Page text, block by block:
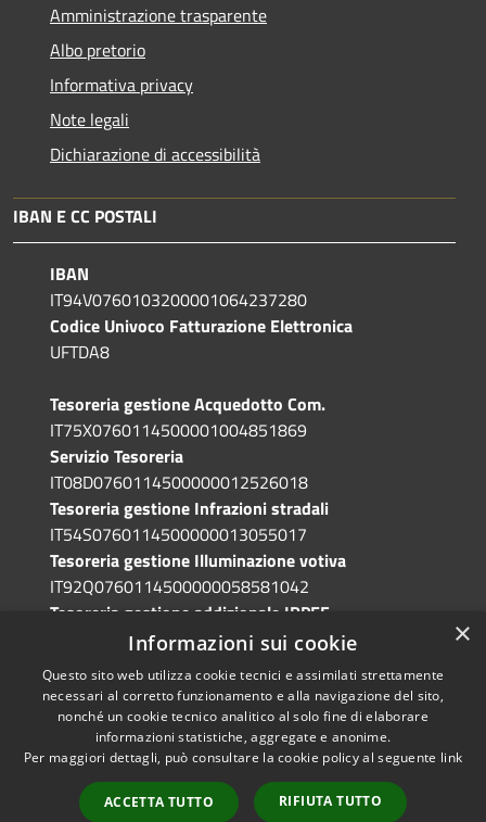
Amministrazione trasparente
Albo pretorio
Informativa privacy
Note legali
Dichiarazione di accessibilità
IBAN E CC POSTALI
IBAN
IT94V0760103200001064237280
Codice Univoco Fatturazione Elettronica
UFTDA8
Tesoreria gestione Acquedotto Com.
IT75X0760114500001004851869
Servizio Tesoreria
IT08D0760114500000012526018
Tesoreria gestione Infrazioni stradali
IT54S0760114500000013055017
Tesoreria gestione Illuminazione votiva
IT92Q0760114500000058581042
Tesoreria gestione addizionale IRPEF
IT71A0760114500000086341765
Accessibilità
Copyright © 2026 • Comune di
Grotte di Castro • Powered by
Municipium•
Accesso
×
Informazioni sui cookie
Questo sito web utilizza cookie tecnici e assimilati strettamente
necessari al corretto funzionamento e alla navigazione del sito,
nonché un cookie tecnico analitico al solo fine di elaborare
informazioni statistiche, aggregate e anonime.
Per maggiori dettagli, può consultare la cookie policy al seguente link
ACCETTA TUTTO RIFIUTA TUTTO